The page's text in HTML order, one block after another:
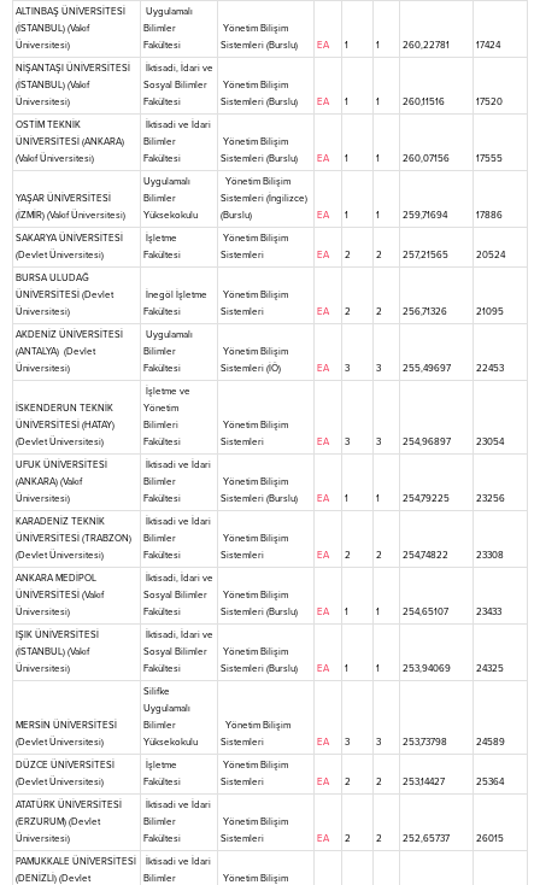
ALTINBAŞ ÜNİVERSİTESİ
(İSTANBUL) (Vakıf
Üniversitesi)
Uygulamalı
Bilimler
Fakültesi
Yönetim Bilişim
Sistemleri (Burslu)
EA 1 1 260,22781 17424
NİŞANTAŞI ÜNİVERSİTESİ
(İSTANBUL) (Vakıf
Üniversitesi)
İktisadi, İdari ve
Sosyal Bilimler
Fakültesi
Yönetim Bilişim
Sistemleri (Burslu)
EA 1 1 260,11516 17520
OSTİM TEKNİK
ÜNİVERSİTESİ (ANKARA)
(Vakıf Üniversitesi)
İktisadi ve İdari
Bilimler
Fakültesi
Yönetim Bilişim
Sistemleri (Burslu)
EA 1 1 260,07156 17555
YAŞAR ÜNİVERSİTESİ
(İZMİR) (Vakıf Üniversitesi)
Uygulamalı
Bilimler
Yüksekokulu
Yönetim Bilişim
Sistemleri (İngilizce)
(Burslu)
EA 1 1 259,71694 17886
SAKARYA ÜNİVERSİTESİ
(Devlet Üniversitesi)
İşletme
Fakültesi
Yönetim Bilişim
Sistemleri
EA 2 2 257,21565 20524
BURSA ULUDAĞ
ÜNİVERSİTESİ (Devlet
Üniversitesi)
İnegöl İşletme
Fakültesi
Yönetim Bilişim
Sistemleri
EA 2 2 256,71326 21095
AKDENİZ ÜNİVERSİTESİ
(ANTALYA) (Devlet
Üniversitesi)
Uygulamalı
Bilimler
Fakültesi
Yönetim Bilişim
Sistemleri (İÖ)
EA 3 3 255,49697 22453
İSKENDERUN TEKNİK
ÜNİVERSİTESİ (HATAY)
(Devlet Üniversitesi)
İşletme ve
Yönetim
Bilimleri
Fakültesi
Yönetim Bilişim
Sistemleri
EA 3 3 254,96897 23054
UFUK ÜNİVERSİTESİ
(ANKARA) (Vakıf
Üniversitesi)
İktisadi ve İdari
Bilimler
Fakültesi
Yönetim Bilişim
Sistemleri (Burslu)
EA 1 1 254,79225 23256
KARADENİZ TEKNİK
ÜNİVERSİTESİ (TRABZON)
(Devlet Üniversitesi)
İktisadi ve İdari
Bilimler
Fakültesi
Yönetim Bilişim
Sistemleri
EA 2 2 254,74822 23308
ANKARA MEDİPOL
ÜNİVERSİTESİ (Vakıf
Üniversitesi)
İktisadi, İdari ve
Sosyal Bilimler
Fakültesi
Yönetim Bilişim
Sistemleri (Burslu)
EA 1 1 254,65107 23433
IŞIK ÜNİVERSİTESİ
(İSTANBUL) (Vakıf
Üniversitesi)
İktisadi, İdari ve
Sosyal Bilimler
Fakültesi
Yönetim Bilişim
Sistemleri (Burslu)
EA 1 1 253,94069 24325
MERSİN ÜNİVERSİTESİ
(Devlet Üniversitesi)
Silifke
Uygulamalı
Bilimler
Yüksekokulu
Yönetim Bilişim
Sistemleri
EA 3 3 253,73798 24589
DÜZCE ÜNİVERSİTESİ
(Devlet Üniversitesi)
İşletme
Fakültesi
Yönetim Bilişim
Sistemleri
EA 2 2 253,14427 25364
ATATÜRK ÜNİVERSİTESİ
(ERZURUM) (Devlet
Üniversitesi)
İktisadi ve İdari
Bilimler
Fakültesi
Yönetim Bilişim
Sistemleri
EA 2 2 252,65737 26015
PAMUKKALE ÜNİVERSİTESİ
(DENİZLİ) (Devlet
İktisadi ve İdari
Bilimler
Yönetim Bilişim